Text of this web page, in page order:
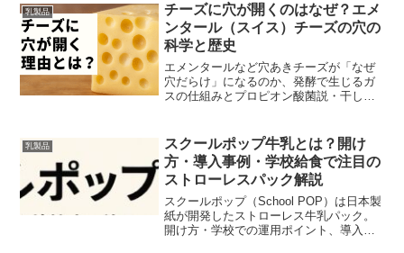
乳製品
チーズに穴が開くのはなぜ？エメ
ンタール（スイス）チーズの穴の
科学と歴史
エメンタールなど穴あきチーズが「なぜ
穴だらけ」になるのか、発酵で生じるガ
スの仕組みとプロピオン酸菌説・干し草
乳製品
スクールポップ牛乳とは？開け
方・導入事例・学校給食で注目の
ストローレスパック解説
スクールポップ（School POP）は日本製
紙が開発したストローレス牛乳パック。
開け方・学校での運用ポイント、導入事